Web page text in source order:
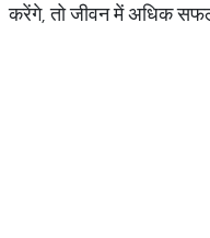
करेंगे, तो जीवन में अधिक